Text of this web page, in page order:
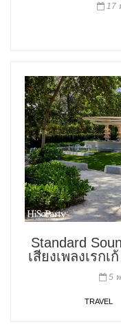
17
Standard
เสียงเพลงเรก
5
TRAVEL